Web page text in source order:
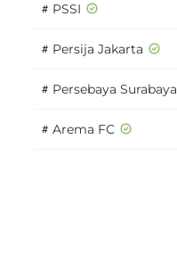
# PSSI
# Persija Jakarta
# Persebaya Surabaya
# Arema FC